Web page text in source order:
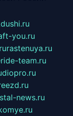
you.ru
rastenuya.ru
team.ru
news.ru